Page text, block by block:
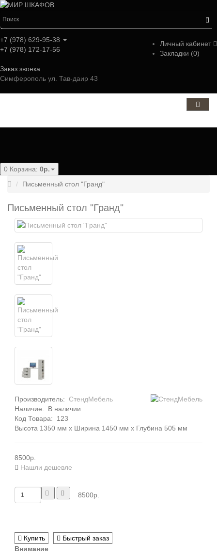
Личный кабинет
Закладки (0)
+7 (978) 629-95-38
+7 (978) 172-17-56
Заказ звонка
Симферополь ул. Тав-даир 43
0 Корзина: 0р.
Письменный стол "Гранд"
Письменный стол "Гранд"
Производитель:
СтендМебель
Наличие: В наличии
Код Товара:
123
Высота 1350 мм x Ширина 1450 мм x Глубина 505 мм
8500р.
Нашли дешевле
8500р.
Купить
Быстрый заказ
Внимание